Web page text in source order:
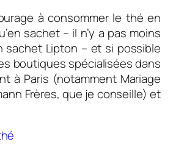
à consommer le thé en
sachet – il n’y a pas moins
sachet Lipton – et si possible
boutiques spécialisées dans
à Paris (notamment Mariage
Frères, que je conseille) et